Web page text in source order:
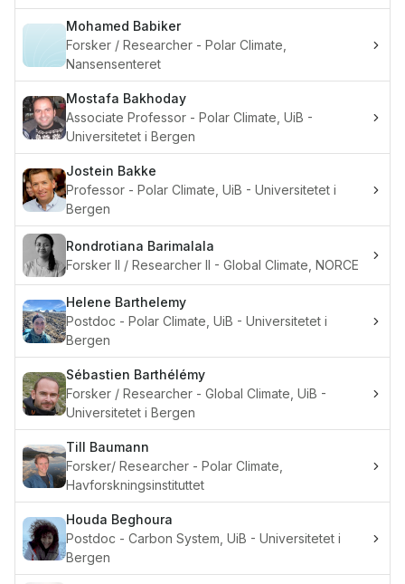
Mohamed Babiker
Forsker / Researcher - Polar Climate,
Nansensenteret
Mostafa Bakhoday
Associate Professor - Polar Climate, UiB -
Universitetet i Bergen
Jostein Bakke
Professor - Polar Climate, UiB - Universitetet i
Bergen
Rondrotiana Barimalala
Forsker II / Researcher II - Global Climate, NORCE
Helene Barthelemy
Postdoc - Polar Climate, UiB - Universitetet i
Bergen
Sébastien Barthélémy
Forsker / Researcher - Global Climate, UiB -
Universitetet i Bergen
Till Baumann
Forsker/ Researcher - Polar Climate,
Havforskningsinstituttet
Houda Beghoura
Postdoc - Carbon System, UiB - Universitetet i
Bergen